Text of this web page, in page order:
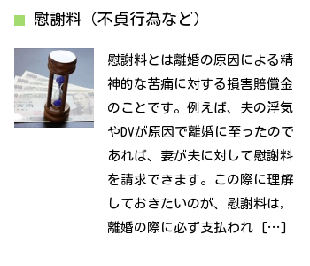
慰謝料（不貞行為など）
慰謝料とは離婚の原因による精
神的な苦痛に対する損害賠償金
のことです。例えば、夫の浮気
やDVが原因で離婚に至ったので
あれば、妻が夫に対して慰謝料
を請求できます。この際に理解
しておきたいのが、慰謝料は，
離婚の際に必ず支払われ […]